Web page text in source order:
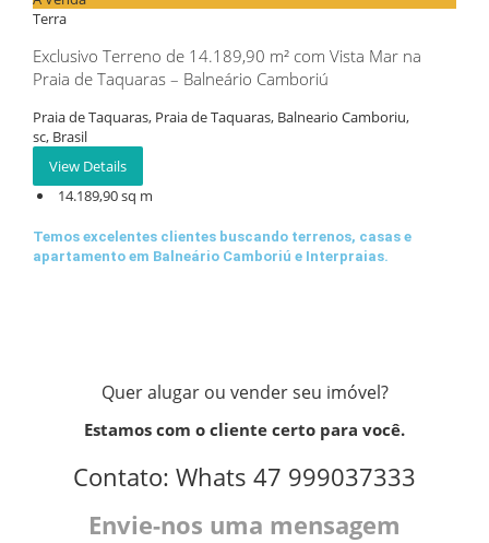
Terra
Exclusivo Terreno de 14.189,90 m² com Vista Mar na
Praia de Taquaras – Balneário Camboriú
Praia de Taquaras, Praia de Taquaras, Balneario Camboriu,
sc, Brasil
View Details
14.189,90 sq m
Temos excelentes clientes buscando terrenos, casas e
apartamento em Balneário Camboriú e Interpraias.
Quer alugar ou vender seu imóvel?
Estamos com o cliente certo para você.
Contato: Whats 47 999037333
Envie-nos uma mensagem